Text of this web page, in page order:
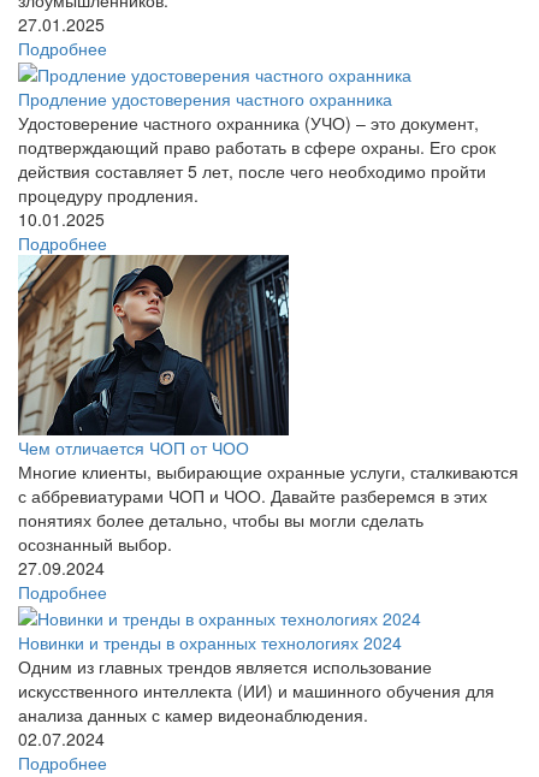
27.01.2025
Подробнее
Продление удостоверения частного охранника
Удостоверение частного охранника (УЧО) – это документ,
подтверждающий право работать в сфере охраны. Его срок
действия составляет 5 лет, после чего необходимо пройти
процедуру продления.
10.01.2025
Подробнее
Чем отличается ЧОП от ЧОО
Многие клиенты, выбирающие охранные услуги, сталкиваются
с аббревиатурами ЧОП и ЧОО. Давайте разберемся в этих
понятиях более детально, чтобы вы могли сделать
осознанный выбор.
27.09.2024
Подробнее
Новинки и тренды в охранных технологиях 2024
Одним из главных трендов является использование
искусственного интеллекта (ИИ) и машинного обучения для
анализа данных с камер видеонаблюдения.
02.07.2024
Подробнее